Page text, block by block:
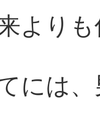
よりも
には